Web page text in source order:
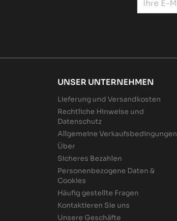
UNSER UNTERNEHMEN
Lieferung und Versandkosten
Rechtliche Hinweise und
Datenschutz
Allgemeine Verkaufsbedingungen
Über
Sicheres Bezahlen
Personenbezogene Daten &
Cookies
Häufig gestellte Fragen
Kontaktieren Sie uns
Unsere Geschäfte